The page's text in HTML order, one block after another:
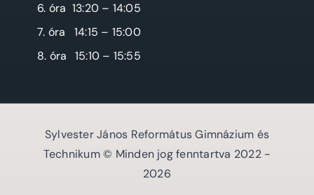
6. óra 13:20 – 14:05
7. óra
14:15 – 15:00
8. óra
15:10 – 15:55
Sylvester János Református Gimnázium és
Technikum © Minden jog fenntartva 2022 -
2026